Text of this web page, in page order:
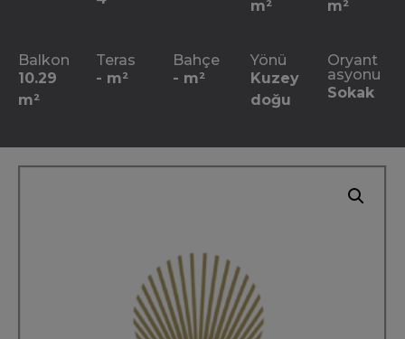
m²
m²
Balkon
10.29
m²
Teras
- m²
Bahçe
- m²
Yönü
Kuzey
doğu
Oryant
asyonu
Sokak